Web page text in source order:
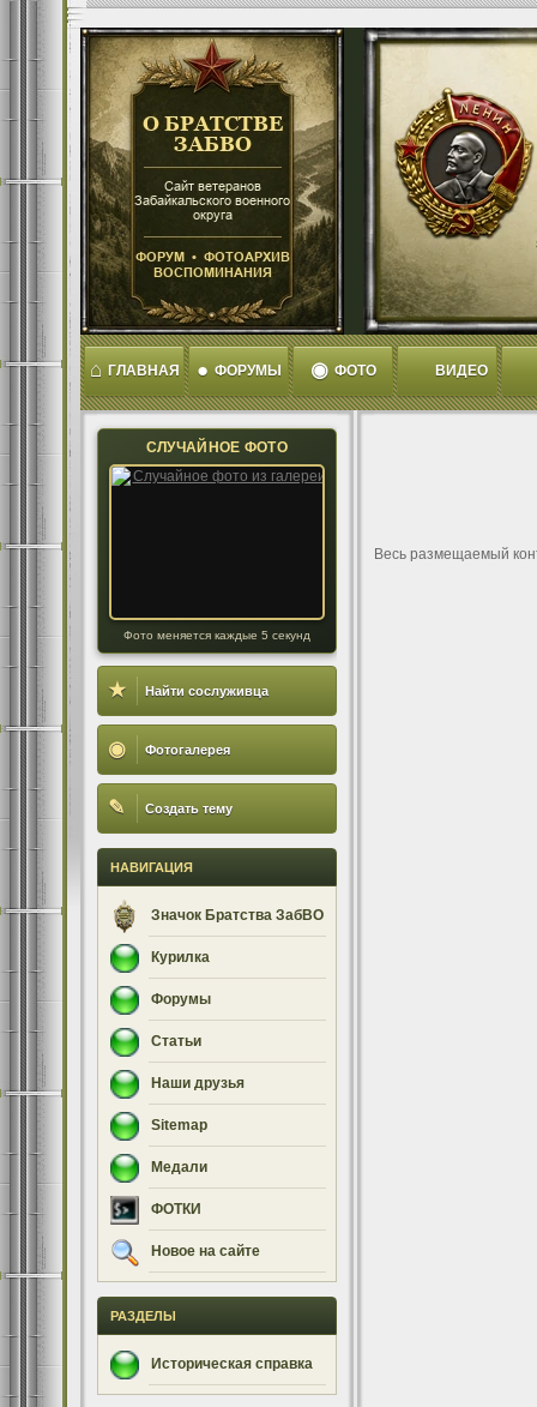
⌂ ГЛАВНАЯ ● ФОРУМЫ ◉ ФОТО ВИДЕО
СЛУЧАЙНОЕ ФОТО
Фото меняется каждые 5 секунд
★ Найти сослуживца
◉ Фотогалерея
✎ Создать тему
НАВИГАЦИЯ
Значок Братства ЗабВО
Курилка
Форумы
Статьи
Наши друзья
Sitemap
Медали
ФОТКИ
Новое на сайте
РАЗДЕЛЫ
Историческая справка
Весь размещаемый